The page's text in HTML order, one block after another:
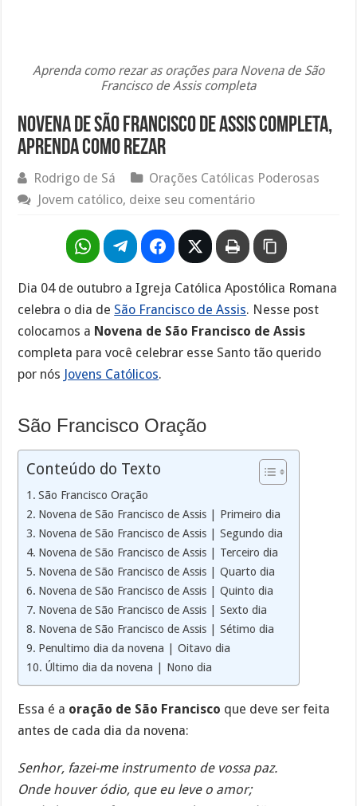
Aprenda como rezar as orações para Novena de São
Francisco de Assis completa
Novena de São Francisco de Assis completa,
aprenda como rezar
Rodrigo de Sá
Orações Católicas Poderosas
Jovem católico, deixe seu comentário
Dia 04 de outubro a Igreja Católica Apostólica Romana
celebra o dia de São Francisco de Assis. Nesse post
colocamos a Novena de São Francisco de Assis
completa para você celebrar esse Santo tão querido
por nós Jovens Católicos.
São Francisco Oração
Conteúdo do Texto
São Francisco Oração
Novena de São Francisco de Assis | Primeiro dia
Novena de São Francisco de Assis | Segundo dia
Novena de São Francisco de Assis | Terceiro dia
Novena de São Francisco de Assis | Quarto dia
Novena de São Francisco de Assis | Quinto dia
Novena de São Francisco de Assis | Sexto dia
Novena de São Francisco de Assis | Sétimo dia
Penultimo dia da novena | Oitavo dia
Último dia da novena | Nono dia
Essa é a oração de São Francisco que deve ser feita
antes de cada dia da novena:
Senhor, fazei-me instrumento de vossa paz.
Onde houver ódio, que eu leve o amor;